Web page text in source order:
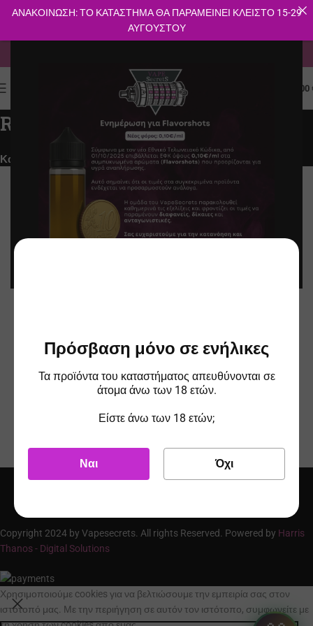
Πρόσβαση μόνο σε ενήλικες
Τα προϊόντα του καταστήματος απευθύνονται σε
άτομα άνω των 18 ετών.
Είστε άνω των 18 ετών;
Ναι Όχι
0.00
Revolute
Κατηγορίες
Copyright 2024 by Vapesecrets. All rights Reserved. Powered by Harris
Thanos - Digital Solutions
Χρησιμοποιούμε cookies για να βελτιώσουμε την εμπειρία σας στον
ιστότοπό μας. Με την περιήγηση σε αυτόν τον ιστότοπο, συμφωνείτε με
ΑΝΑΚΟΙΝΩΣΗ: ΤΟ ΚΑΤΑΣΤΗΜΑ ΘΑ ΠΑΡΑΜΕΙΝΕΙ ΚΛΕΙΣΤΟ 15-29
ΑΥΓΟΥΣΤΟΥ